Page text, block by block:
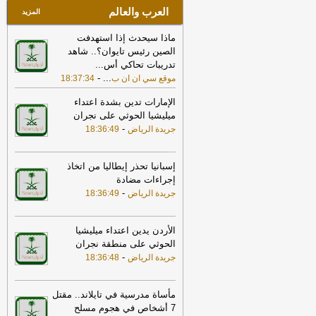
العرب والعالم المزيد
ماذا سيحدث إذا استهدفت
الصين رئيس تايوان؟.. شاهد
تدريبات تحاكي أس...
موقع سي ان ان ب...
-
18:37:34
الإمارات تدين بشدة اعتداء
ميليشيا الحوثي على نجران
جريدة الرياض -
18:36:49
إسبانيا تحذر إيطاليا من اتخاذ
إجراءات مضادة
جريدة الرياض -
18:36:49
الأردن يدين اعتداء ميليشيا
الحوثي على منطقة نجران
جريدة الرياض -
18:36:48
مأساة مدرسية في تايلاند.. مقتل
7 أشخاص في هجوم مسلح